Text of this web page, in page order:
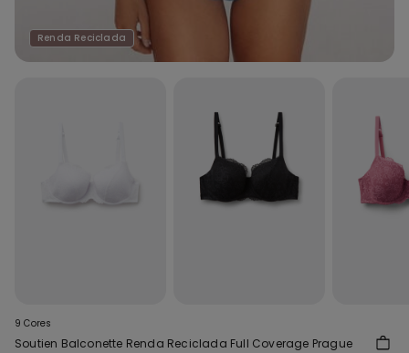
Renda Reciclada
9 Cores
Soutien Balconette Renda Reciclada Full Coverage Prague